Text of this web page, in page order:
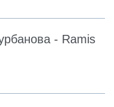
- Ramis